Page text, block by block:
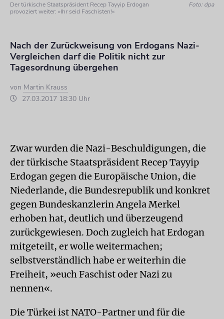
Der türkische Staatspräsident Recep Tayyip Erdogan
provoziert weiter: »Ihr seid Faschisten!«
Foto: dpa
Nach der Zurückweisung von Erdogans Nazi-
Vergleichen darf die Politik nicht zur
Tagesordnung übergehen
von Martin Krauss
27.03.2017 18:30 Uhr
Zwar wurden die Nazi-Beschuldigungen, die
der türkische Staatspräsident Recep Tayyip
Erdogan gegen die Europäische Union, die
Niederlande, die Bundesrepublik und konkret
gegen Bundeskanzlerin Angela Merkel
erhoben hat, deutlich und überzeugend
zurückgewiesen. Doch zugleich hat Erdogan
mitgeteilt, er wolle weitermachen;
selbstverständlich habe er weiterhin die
Freiheit, »euch Faschist oder Nazi zu
nennen«.
Die Türkei ist NATO-Partner und für die